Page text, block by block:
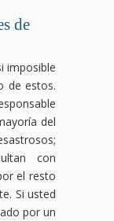
de
imposible
de estos.
del
con
el resto
Si usted
por un